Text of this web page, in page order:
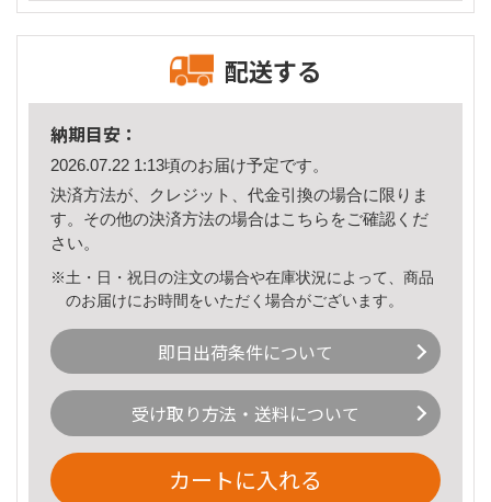
配送する
納期目安：
2026.07.22 1:13頃のお届け予定です。
決済方法が、クレジット、代金引換の場合に限りま
す。その他の決済方法の場合はこちら をご確認くだ
さい。
※土・日・祝日の注文の場合や在庫状況によって、商品
のお届けにお時間をいただく場合がございます。
即日出荷条件について
受け取り方法・送料について
カートに入れる